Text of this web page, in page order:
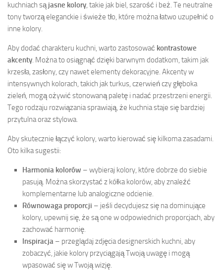
kuchniach sąjasne kolory, takie jak biel, szarość i beż. Te neutralne
tony tworzą eleganckie i świeże tło, które można łatwo uzupełnić o
inne kolory.
Aby dodać charakteru kuchni, warto zastosować kontrastowe
akcenty. Można to osiągnąć dzięki barwnym dodatkom, takim jak
krzesła, zasłony, czy nawet elementy dekoracyjne. Akcenty w
intensywnych kolorach, takich jak turkus, czerwień czy głęboka
zieleń, mogą ożywić stonowaną paletę i nadać przestrzeni energii.
Tego rodzaju rozwiązania sprawiają, że kuchnia staje się bardziej
przytulna oraz stylowa.
Aby skutecznie łączyć kolory, warto kierować się kilkoma zasadami.
Oto kilka sugestii:
Harmonia kolorów – wybieraj kolory, które dobrze do siebie
pasują. Można skorzystać z kółka kolorów, aby znaleźć
komplementarne lub analogiczne odcienie.
Równowaga proporcji – jeśli decydujesz się na dominujące
kolory, upewnij się, że są one w odpowiednich proporcjach, aby
zachować harmonię.
Inspiracja – przeglądaj zdjęcia designerskich kuchni, aby
zobaczyć, jakie kolory przyciągają Twoją uwagę i mogą
wpasować się w Twoją wizję.